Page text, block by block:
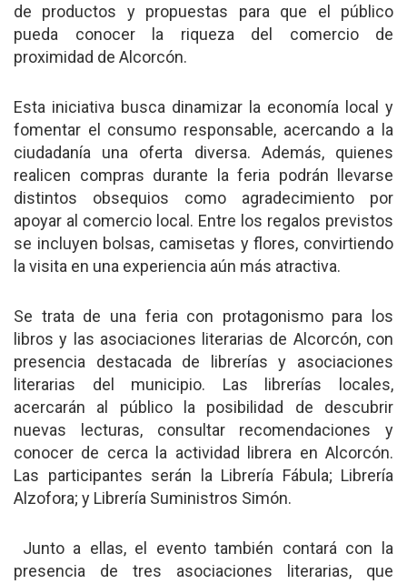
de productos y propuestas para que el público
pueda conocer la riqueza del comercio de
proximidad de Alcorcón.
Esta iniciativa busca dinamizar la economía local y
fomentar el consumo responsable, acercando a la
ciudadanía una oferta diversa. Además, quienes
realicen compras durante la feria podrán llevarse
distintos obsequios como agradecimiento por
apoyar al comercio local. Entre los regalos previstos
se incluyen bolsas, camisetas y flores, convirtiendo
la visita en una experiencia aún más atractiva.
Se trata de una feria con protagonismo para los
libros y las asociaciones literarias de Alcorcón, con
presencia destacada de librerías y asociaciones
literarias del municipio. Las librerías locales,
acercarán al público la posibilidad de descubrir
nuevas lecturas, consultar recomendaciones y
conocer de cerca la actividad librera en Alcorcón.
Las participantes serán la Librería Fábula; Librería
Alzofora; y Librería Suministros Simón.
Junto a ellas, el evento también contará con la
presencia de tres asociaciones literarias, que